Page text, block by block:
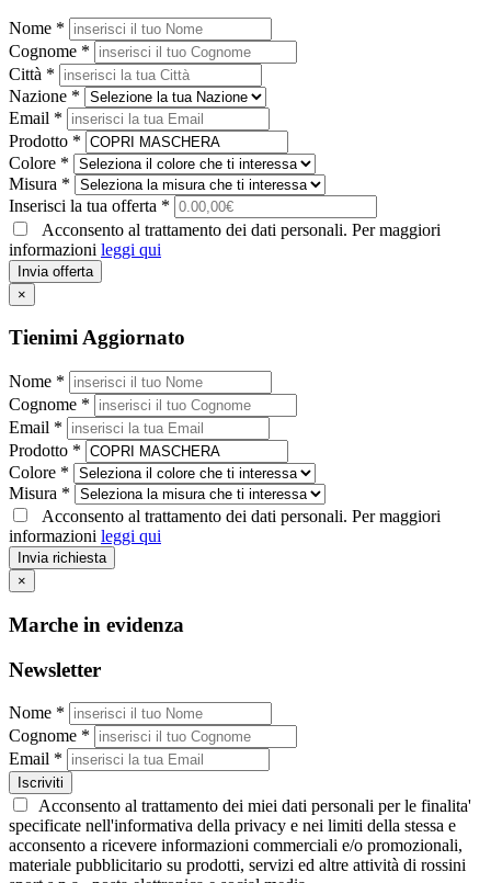
Nome *
Cognome *
Città *
Nazione *
Email *
Prodotto *
Colore *
Misura *
Inserisci la tua offerta *
Acconsento al trattamento dei dati personali. Per maggiori
informazioni leggi qui
Invia offerta
×
Tienimi Aggiornato
Nome *
Cognome *
Email *
Prodotto *
Colore *
Misura *
Acconsento al trattamento dei dati personali. Per maggiori
informazioni leggi qui
Invia richiesta
×
Marche in evidenza
Newsletter
Nome *
Cognome *
Email *
Iscriviti
Acconsento al trattamento dei miei dati personali per le finalita'
specificate nell'informativa della privacy e nei limiti della stessa e
acconsento a ricevere informazioni commerciali e/o promozionali,
materiale pubblicitario su prodotti, servizi ed altre attività di rossini